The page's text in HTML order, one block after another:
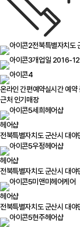
전북특별자치도
개업일 2016-
온라인 간편예약실시간 예약
근처 인기매장
세희헤어샵
헤어샵
전북특별자치도 군산시 대
우정헤어샵
헤어샵
전북특별자치도 군산시
미앤미헤어케어
헤어샵
전북특별자치도 군산시 대
현주헤어샵